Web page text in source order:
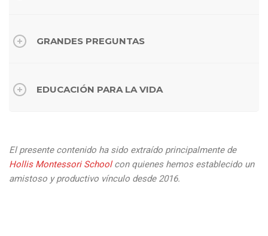
GRANDES PREGUNTAS
EDUCACIÓN PARA LA VIDA
El presente contenido ha sido extraído principalmente de
Hollis Montessori Schoolcon quienes hemos establecido un
amistoso y productivo vínculo desde 2016.